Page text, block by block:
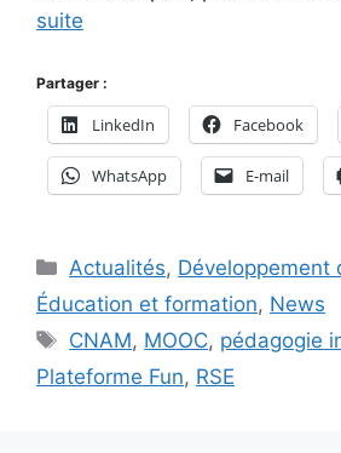
suite
Partager :
LinkedIn Facebook
WhatsApp E-mail
Catégories
Actualités, Développement
Éducation et formation, News
Étiquettes
CNAM, MOOC, pédagogie
Plateforme Fun, RSE